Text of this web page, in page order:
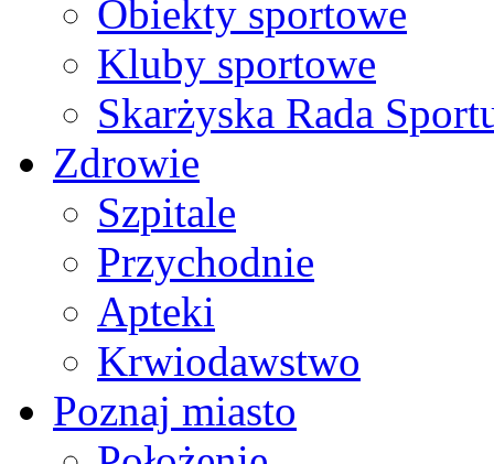
Obiekty sportowe
Kluby sportowe
Skarżyska Rada
Zdrowie
Szpitale
Przychodnie
Apteki
Krwiodawstwo
Poznaj miasto